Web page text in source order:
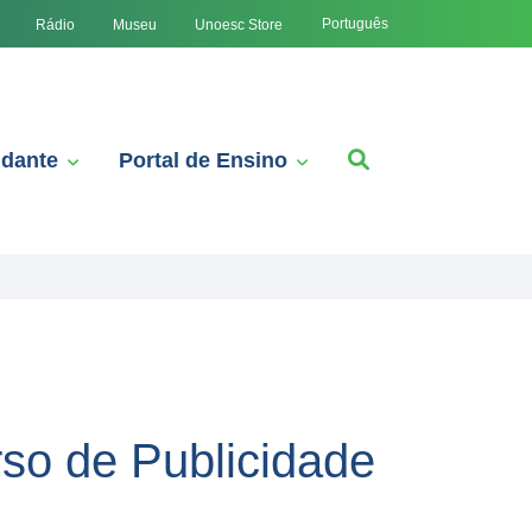
Rádio Museu Unoesc Store Português
Portal de Ensino
de Publicidade